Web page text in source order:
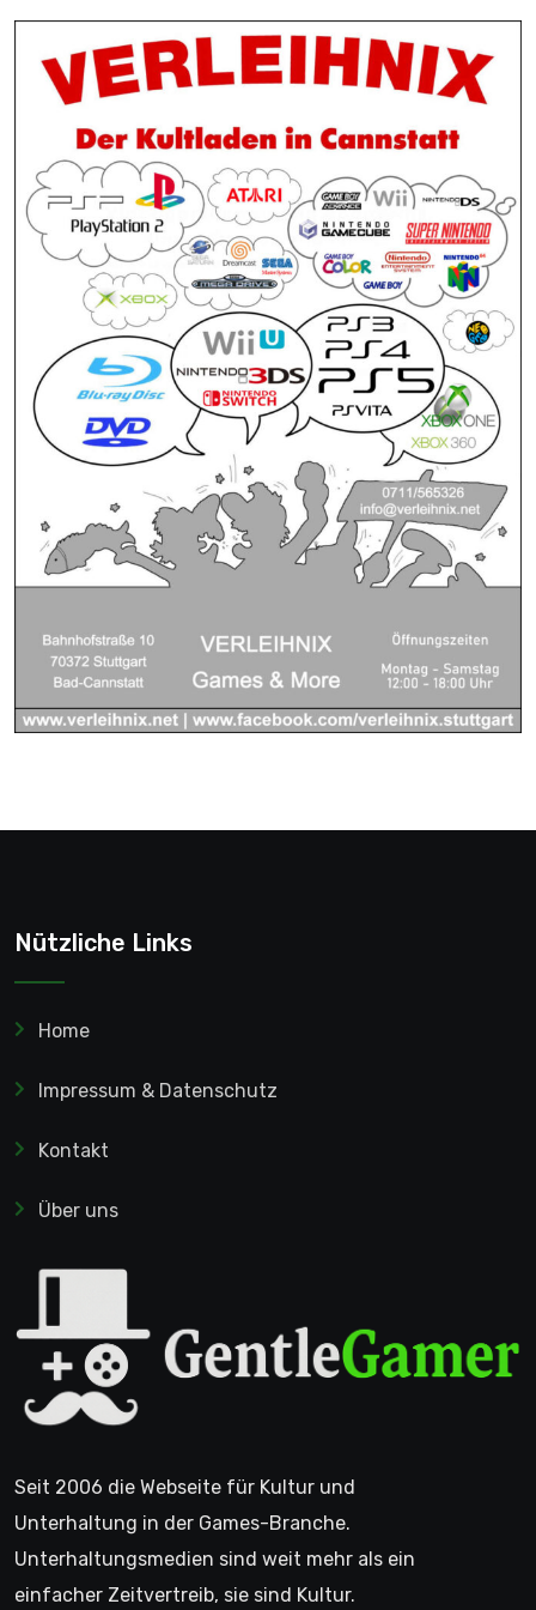
Nützliche Links
Home
Impressum & Datenschutz
Kontakt
Über uns
Seit 2006 die Webseite für Kultur und
Unterhaltung in der Games-Branche.
Unterhaltungsmedien sind weit mehr als ein
einfacher Zeitvertreib, sie sind Kultur.